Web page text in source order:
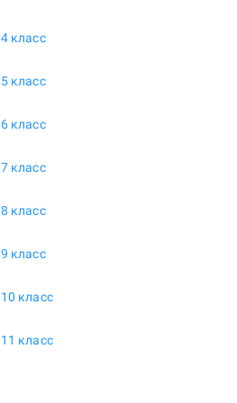
4 класс
5 класс
6 класс
7 класс
8 класс
9 класс
10 класс
11 класс